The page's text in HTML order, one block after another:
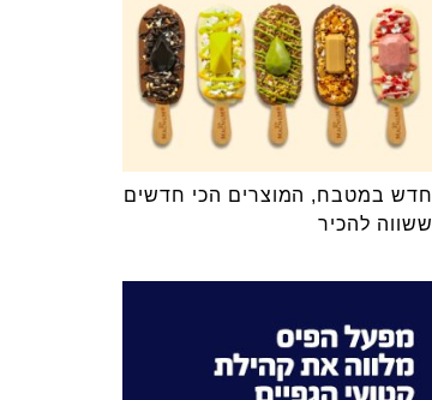
חדש במטבח, המוצרים הכי חדשים
ששווה להכיר